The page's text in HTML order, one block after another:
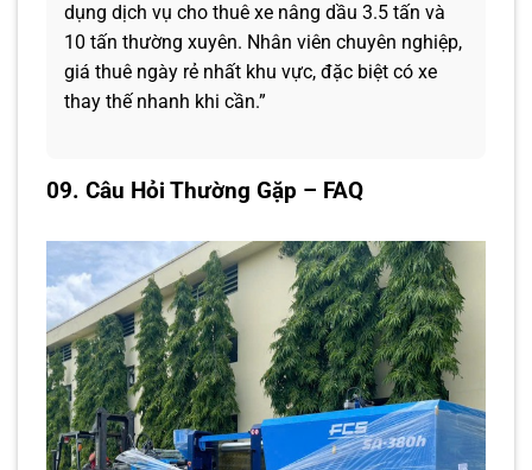
dụng dịch vụ cho thuê xe nâng dầu 3.5 tấn và
10 tấn thường xuyên. Nhân viên chuyên nghiệp,
giá thuê ngày rẻ nhất khu vực, đặc biệt có xe
thay thế nhanh khi cần.”
09. Câu Hỏi Thường Gặp – FAQ